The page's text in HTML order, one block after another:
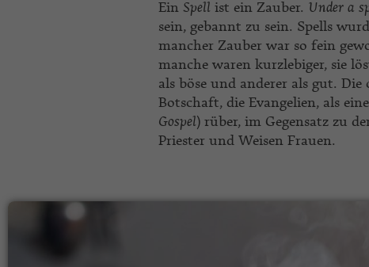
Ein Spell ist ein Zauber. Under a
sein, gebannt zu sein. Spells
mancher Zauber war so fein
manche waren kurzlebiger, sie
als böse und anderer als gut.
Botschaft, die Evangelien, als
Gospel) rüber, im Gegensatz zu
Priester und Weisen Frauen.